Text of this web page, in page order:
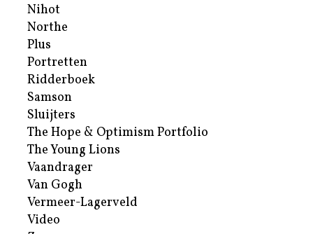
Nihot
Northe
Plus
Portretten
Ridderboek
Samson
Sluijters
The Hope & Optimism Portfolio
The Young Lions
Vaandrager
Van Gogh
Vermeer-Lagerveld
Video